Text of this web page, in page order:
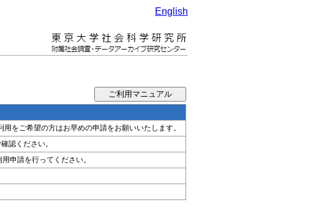
English
をご希望の方はお早めの申請をお願いいたします。
認ください。
申請を行ってください。